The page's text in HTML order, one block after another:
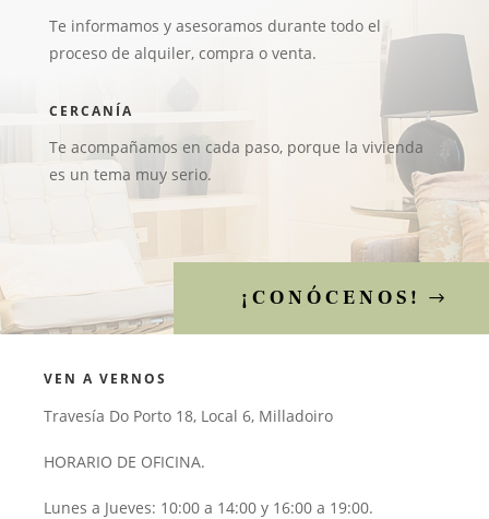
Te informamos y asesoramos durante todo el
proceso de alquiler, compra o venta.
CERCANÍA
Te acompañamos en cada paso, porque la vivienda
es un tema muy serio.
¡CONÓCENOS!
VEN A VERNOS
Travesía Do Porto 18, Local 6, Milladoiro
HORARIO DE OFICINA.
Lunes a Jueves: 10:00 a 14:00 y 16:00 a 19:00.